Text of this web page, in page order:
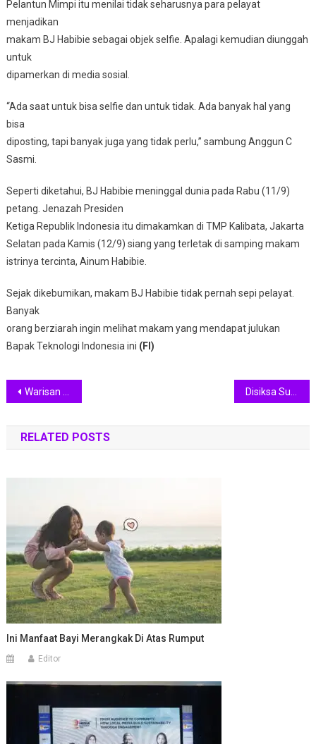
Pelantun Mimpi itu menilai tidak seharusnya para pelayat
menjadikan
makam BJ Habibie sebagai objek selfie. Apalagi kemudian diunggah
untuk
dipamerkan di media sosial.
“Ada saat untuk bisa selfie dan untuk tidak. Ada banyak hal yang
bisa
diposting, tapi banyak juga yang tidak perlu,” sambung Anggun C
Sasmi.
Seperti diketahui, BJ Habibie meninggal dunia pada Rabu (11/9)
petang. Jenazah Presiden
Ketiga Republik Indonesia itu dimakamkan di TMP Kalibata, Jakarta
Selatan pada Kamis (12/9) siang yang terletak di samping makam
istrinya tercinta, Ainum Habibie.
Sejak dikebumikan, makam BJ Habibie tidak pernah sepi pelayat.
Banyak
orang berziarah ingin melihat makam yang mendapat julukan
Bapak Teknologi Indonesia ini (FI)
Navigasi
pos
Warisan Kemanusiaan Ainun Habibie, Dari Bank Mata hingga Rumah Sakit Bangsa Disiksa Suami Bulenya, Lady Rocker Asal Indonesia Ini Minta Tolong Nitizen
RELATED POSTS
Ini Manfaat Bayi Merangkak Di Atas Rumput
Editor